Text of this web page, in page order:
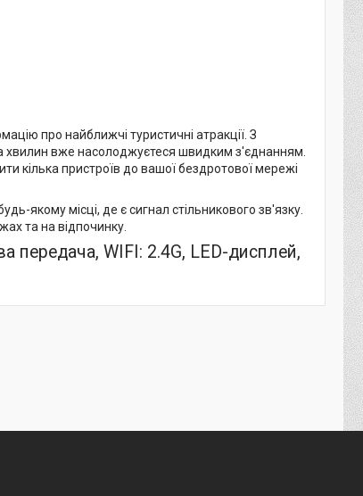
про найближчі туристичні атракції. З
хвилин вже насолоджуєтеся швидким з'єднанням.
кілька пристроїв до вашої бездротової мережі
якому місці, де є сигнал стільникового зв'язку.
та на відпочинку.
передача, WIFI: 2.4G, LED-дисплей,